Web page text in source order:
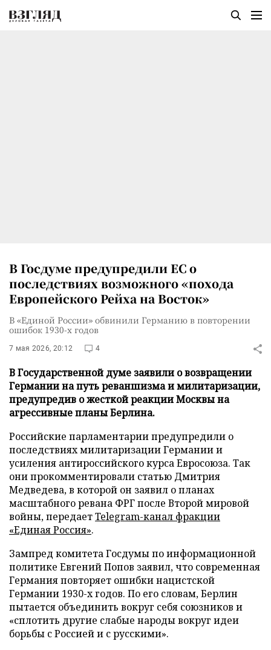
В Госдуме предупредили ЕС о
последствиях возможного «похода
Европейского Рейха на Восток»
В «Единой России» обвинили Германию в повторении
ошибок 1930-х годов
7 мая 2026, 20:12 4
В Государственной думе заявили о возвращении
Германии на путь реваншизма и милитаризации,
предупредив о жесткой реакции Москвы на
агрессивные планы Берлина.
Российские парламентарии предупредили о
последствиях милитаризации Германии и
усиления антироссийского курса Евросоюза. Так
они прокомментировали статью Дмитрия
Медведева, в которой он заявил о планах
масштабного ревана ФРГ после Второй мировой
войны, передаетTelegram-канал фракции
«Единая Россия».
Зампред комитета Госдумы по информационной
политике Евгений Попов заявил, что современная
Германия повторяет ошибки нацистской
Германии 1930-х годов. По его словам, Берлин
пытается объединить вокруг себя союзников и
«сплотить другие слабые народы вокруг идеи
борьбы с Россией и с русскими».